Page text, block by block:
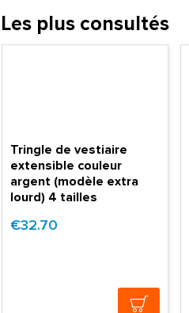
Les plus consultés
Tringle de vestiaire
extensible couleur
argent (modèle extra
lourd) 4 tailles
€32.70